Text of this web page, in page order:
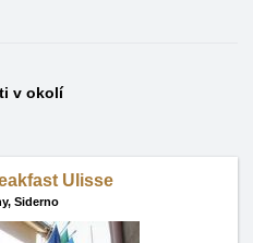
v okolí
Ulisse
Siderno